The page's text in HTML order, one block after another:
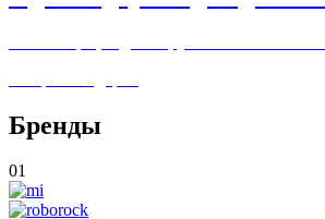
Бренды
01